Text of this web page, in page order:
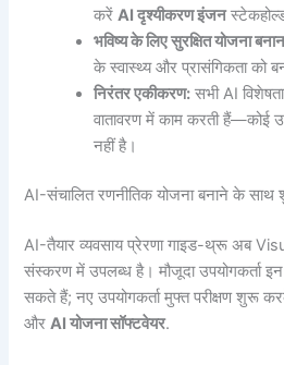
करें AI दृश्यीकरण इंजन
भविष्य के लिए सुरक्षित योजना
के स्वास्थ्य और प्रासंगिकता को
निरंतर एकीकरण: सभी AI
वातावरण में काम करती
नहीं है।
AI-संचालित रणनीतिक योजना बनाने के
AI-तैयार व्यवसाय प्रेरणा गाइड-थ्रू अब
संस्करण में उपलब्ध है। मौजूदा उपयोगकर्ता
सकते हैं; नए उपयोगकर्ता मुफ्त परीक्षण शुरू
औरAI योजना सॉफ्टवेयर.